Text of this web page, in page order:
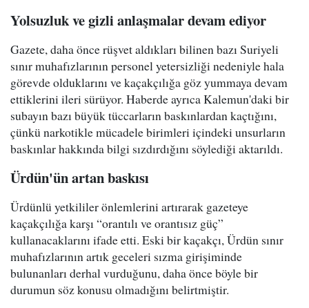
Yolsuzluk ve gizli anlaşmalar devam ediyor
Gazete, daha önce rüşvet aldıkları bilinen bazı Suriyeli
sınır muhafızlarının personel yetersizliği nedeniyle hala
görevde olduklarını ve kaçakçılığa göz yummaya devam
ettiklerini ileri sürüyor. Haberde ayrıca Kalemun'daki bir
subayın bazı büyük tüccarların baskınlardan kaçtığını,
çünkü narkotikle mücadele birimleri içindeki unsurların
baskınlar hakkında bilgi sızdırdığını söylediği aktarıldı.
Ürdün'ün artan baskısı
Ürdünlü yetkililer önlemlerini artırarak gazeteye
kaçakçılığa karşı “orantılı ve orantısız güç”
kullanacaklarını ifade etti. Eski bir kaçakçı, Ürdün sınır
muhafızlarının artık geceleri sızma girişiminde
bulunanları derhal vurduğunu, daha önce böyle bir
durumun söz konusu olmadığını belirtmiştir.